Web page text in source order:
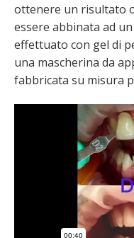
ottenere un risultato
essere abbinata ad
effettuato con gel di
una mascherina da
fabbricata su misura